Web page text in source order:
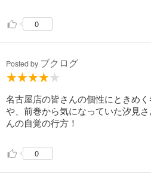
0
Posted by ブクログ
名古屋店の皆さんの個性にときめ
や、前巻から気になっていた汐見
んの自覚の行方！
0